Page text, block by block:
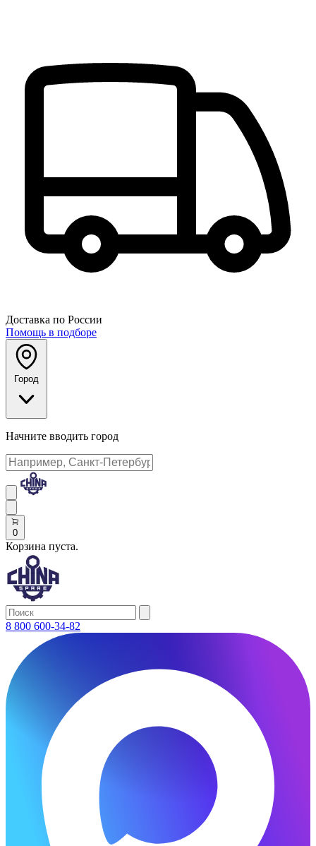
Доставка по России
Помощь в подборе
Город
Начните вводить город
0
Корзина пуста.
8 800 600-34-82